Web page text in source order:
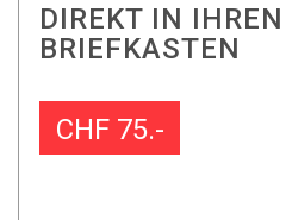
DIREKT IN IHREN
BRIEFKASTEN
CHF 75.-